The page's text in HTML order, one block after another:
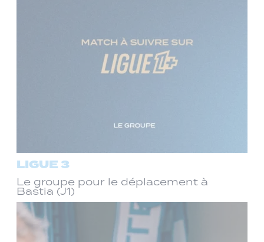
LIGUE 3
Le groupe pour le déplacement à
Bastia (J1)